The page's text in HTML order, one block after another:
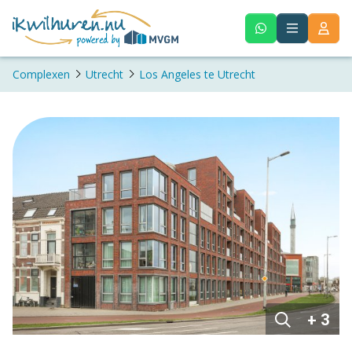
Complexen Utrecht Los Angeles te Utrecht
+ 3